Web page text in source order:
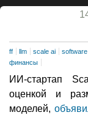
ff llm scale ai software
финансы
ИИ-стартап
оценкой и
моделей,